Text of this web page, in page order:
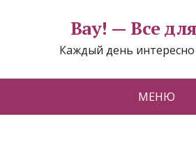
Вау! — Все
Каждый день
МЕНЮ